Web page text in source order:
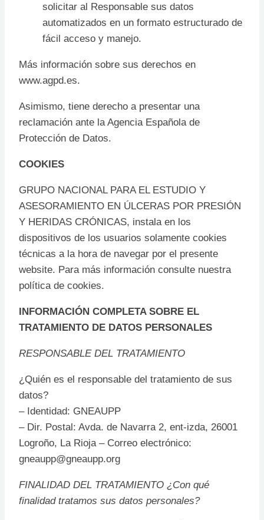
solicitar al Responsable sus datos
automatizados en un formato estructurado de
fácil acceso y manejo.
Más información sobre sus derechos en
www.agpd.es.
Asimismo, tiene derecho a presentar una
reclamación ante la Agencia Española de
Protección de Datos.
COOKIES
GRUPO NACIONAL PARA EL ESTUDIO Y
ASESORAMIENTO EN ÚLCERAS POR PRESIÓN
Y HERIDAS CRÓNICAS, instala en los
dispositivos de los usuarios solamente cookies
técnicas a la hora de navegar por el presente
website. Para más información consulte nuestra
política de cookies.
INFORMACIÓN COMPLETA SOBRE EL
TRATAMIENTO DE DATOS PERSONALES
RESPONSABLE DEL TRATAMIENTO
¿Quién es el responsable del tratamiento de sus
datos?
– Identidad: GNEAUPP
– Dir. Postal: Avda. de Navarra 2, ent-izda, 26001
Logroño, La Rioja – Correo electrónico:
gneaupp@gneaupp.org
FINALIDAD DEL TRATAMIENTO ¿Con qué
finalidad tratamos sus datos personales?